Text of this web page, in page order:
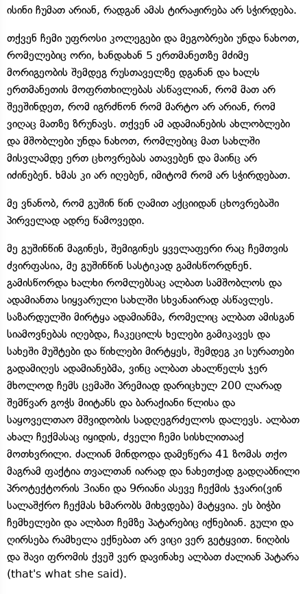
ისინი ჩუმათ არიან, რადგან ამას ტირაჟირება არ სჭირდება.
თქვენ ჩემი უფროსი კოლეგები და მეგობრები უნდა ნახოთ,
რომელებიც ორი, ხანდახან 5 ერთმანეთზე მძიმე
მორიგეობის შემდეგ რუსთაველზე დგანან და ხალს
ერთმანეთის მოფრთხილებას ასწავლიან, რომ მათ არ
შეეშინდეთ, რომ იგრძნონ რომ მარტო არ არიან, რომ
ვიღაც მათზე ზრუნავს. თქვენ ამ ადამიანების ახლობლები
და მშობლები უნდა ნახოთ, რომლებიც მათ სახლში
მისვლამდე ერთ ცხოვრებას ათავებენ და მაინც არ
იძინებენ. ხმას კი არ იღებენ, იმიტომ რომ არ სჭირდებათ.
მე ვნანობ, რომ გუშინ წინ ღამით აქციიდან ცხოვრებაში
პირველად ადრე წამოვედი.
მე გუშინწინ მაგინეს, შემიგინეს ყველაფერი რაც ჩემთვის
ძვირფასია, მე გუშინწინ სასტიკად გამისწორდნენ.
გამისწორდა ხალხი რომლებსაც ალბათ სამშობლოს და
ადამიანთა სიყვარული სახლში სხვანაირად ასწავლეს.
საზარდულში მირტყა ადამიანმა, რომელიც ალბათ ამისგან
სიამოვნებას იღებდა, ჩაკეცილს ხელები გამიკავეს და
სახეში მუშტები და წიხლები მირტყეს, შემდეგ კი სურათები
გადამიღეს ადამიანებმა, ვინც ალბათ ახალწელს ჯერ
მხოლოდ ჩემს ცემაში პრემიად დარიცხულ 200 ლარად
შემწვარ გოჭს მიიტანს და ბარაქიანი წლისა და
საყოველთაო მშვიდობის სადღეგრძელოს დალევს. ალბათ
ახალ ჩექმასაც იყიდის, ძველი ჩემი სისხლითააქ
მოთხვრილი. ძალიან მინდოდა დამეწერა 41 ზომას თქო
მაგრამ ფაქტია თვალთან იარად და ნახეთქად გადღაბნილი
პროტექტორის 3იანი და 9რიანი ასევე ჩექმის ჯვარი(ვინ
სალაშქრო ჩექმას ხმარობს მიხვდება) მატყვია. ეს ბიჭბი
ჩემხელები და ალბათ ჩემზე პატარებიც იქნებიან. გული და
ღირსება რამხელა ექნებათ არ ვიცი ვერ გეტყვით. ნიღბის
და შავი ფრომის ქვეშ ვერ დავინახე ალბათ ძალიან პატარა
(that's what she said).